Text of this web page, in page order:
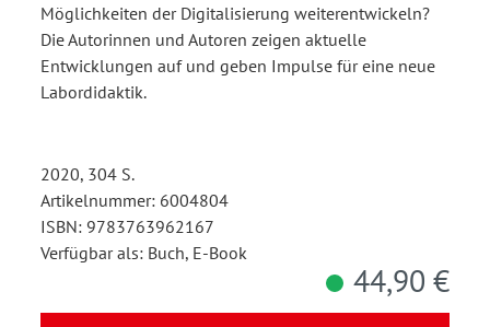
Möglichkeiten der Digitalisierung weiterentwickeln?
Die Autorinnen und Autoren zeigen aktuelle
Entwicklungen auf und geben Impulse für eine neue
Labordidaktik.
2020, 304 S.
Artikelnummer: 6004804
ISBN: 9783763962167
Verfügbar als: Buch, E-Book
44,90 €